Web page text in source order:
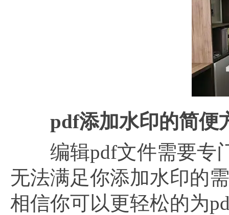
pdf添加水印的简便
编辑pdf文件需要专门
无法满足你添加水印的
相信你可以更轻松的为